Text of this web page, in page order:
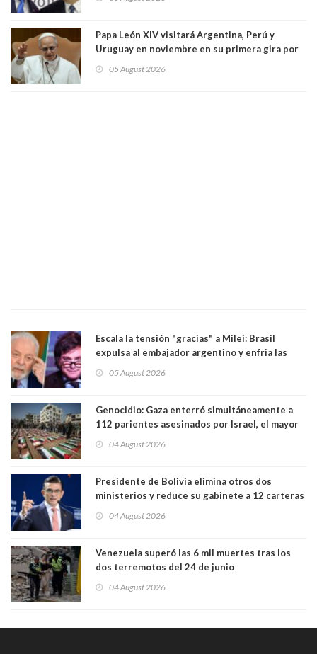
Papa León XIV visitará Argentina, Perú y
Uruguay en noviembre en su primera gira por
05 August 2026
Escala la tensión "gracias" a Milei: Brasil
expulsa al embajador argentino y enfria las
trasandino
05 August 2026
Genocidio: Gaza enterró simultáneamente a
112 parientes asesinados por Israel, el mayor
muertos figuran 44 niños y nueve ancianos
04 August 2026
Presidente de Bolivia elimina otros dos
ministerios y reduce su gabinete a 12 carteras
04 August 2026
Venezuela superó las 6 mil muertes tras los
dos terremotos del 24 de junio
04 August 2026